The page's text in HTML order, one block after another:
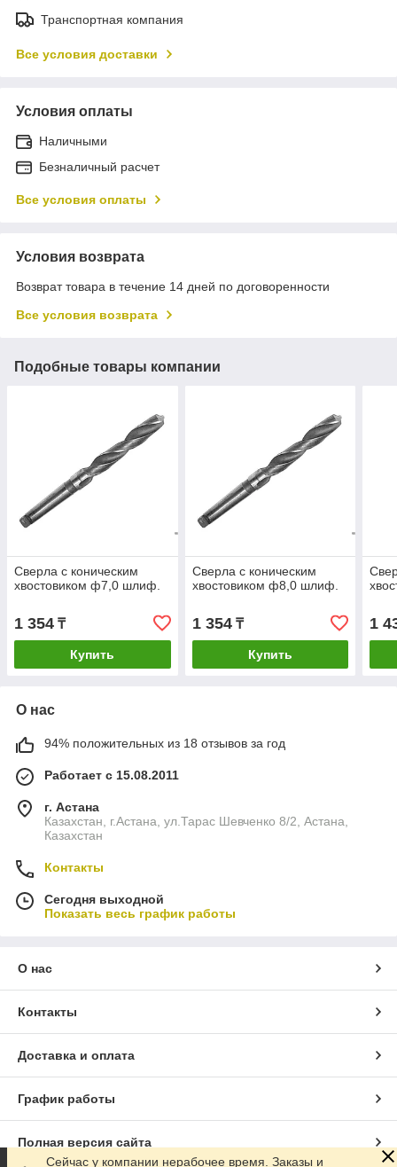
Транспортная компания
Все условия доставки
Условия оплаты
Наличными
Безналичный расчет
Все условия оплаты
Условия возврата
Возврат товара в течение 14 дней по договоренности
Все условия возврата
Подобные товары компании
Сверла с коническим
хвостовиком ф7,0 шлиф.
1 354 ₸
Купить
Сверла с коническим
хвостовиком ф8,0 шлиф.
1 354₸
Купить
1
О нас
94% положительных из 18 отзывов за год
Работает с 15.08.2011
г. Астана
Казахстан, г.Астана, ул.Тарас Шевченко 8/2, Астана,
Казахстан
Контакты
Сегодня выходной
Показать весь график работы
О нас
Контакты
Доставка и оплата
График работы
Полная версия сайта
Сейчас у компании нерабочее время. Заказы и